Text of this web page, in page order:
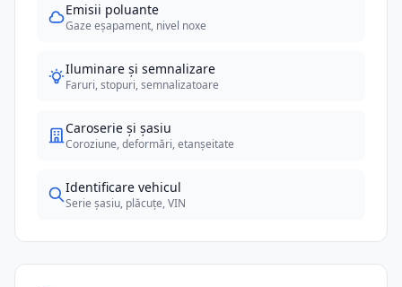
Emisii poluante
Gaze eșapament, nivel noxe
Iluminare și semnalizare
Faruri, stopuri, semnalizatoare
Caroserie și șasiu
Coroziune, deformări, etanșeitate
Identificare vehicul
Serie șasiu, plăcuțe, VIN